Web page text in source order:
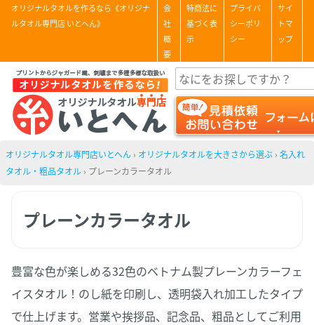
オリジナルタオルを作るなら《オリジナ
ルタオル専門店 いとへん》
会
社
概
要
特商法に
基づく表
示
プライバ
シーポリ
シー
サイ
トマ
ップ
オリジナルタオル専門店いとへん › オリジナルタオルを大きさから選ぶ › 名入れ
タオル・粗品タオル › プレーンカラータオル
プレーンカラータオル
豊富な色が楽しめる32色のベトナム製プレーンカラーフェ
イスタオル！のし紙を印刷し、透明袋入れ加工したタイプ
で仕上げます。営業や挨拶品、記念品、粗品としてご利用